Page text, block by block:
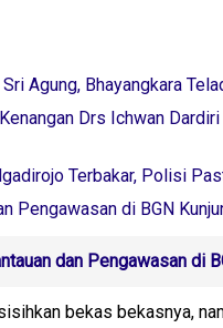
Agung, Bhayangkara
Drs Ichwan
Terbakar, Polisi
Pengawasan di BGN
dan Pengawasan di
bekas bekasnya,